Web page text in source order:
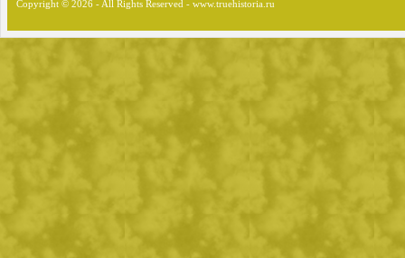
Copyright © 2026 - All Rights Reserved - www.truehistoria.ru